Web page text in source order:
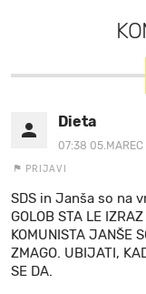
Dieta
07:38
PRIJAVI
SDS in Janša so na
GOLOB STA LE
KOMUNISTA JANŠE
ZMAGO. UBIJATI,
SE DA.